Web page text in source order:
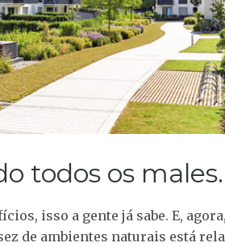
todos os males.
isso a gente já sabe. E,
de ambientes naturais está